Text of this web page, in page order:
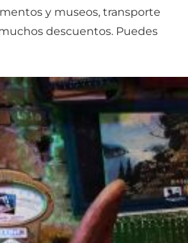
y museos, transporte
descuentos. Puedes